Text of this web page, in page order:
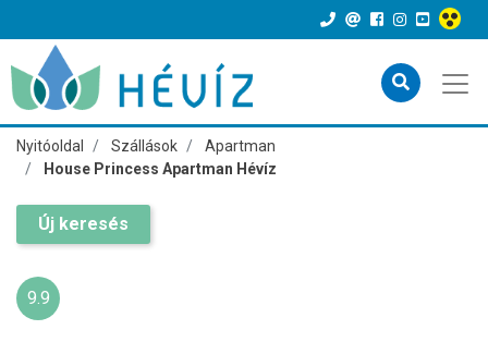
Nyitóoldal Szállások
Apartman
House Princess Apartman Hévíz
Új keresés
9.9